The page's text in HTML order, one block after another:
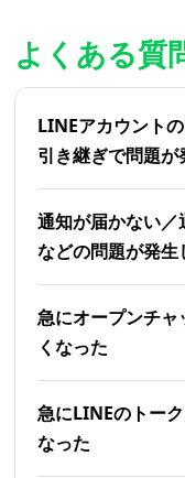
よくある質
LINEアカウント
引き継ぎで問題が
通知が届かない
などの問題が発生
急にオープンチ
くなった
急にLINEのトー
なった